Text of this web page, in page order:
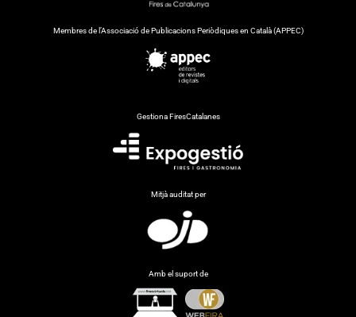
Membres de l’Associació de Publicacions Periòdiques en Català (APPEC)
Gestiona FiresCatalanes
Mitjà auditat per
Amb el suport de